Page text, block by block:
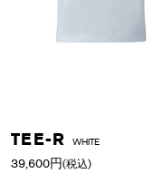
TEE-R WHITE
39,600円(税込)